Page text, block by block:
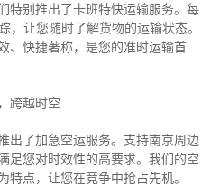
特别推出了卡班特快运输服务。每
，让您随时了解货物的运输状态。
、快捷著称，是您的准时运输首
跨越时空
出了加急空运服务。支持南京周边
足您对时效性的高要求。我们的空
点，让您在竞争中抢占先机。